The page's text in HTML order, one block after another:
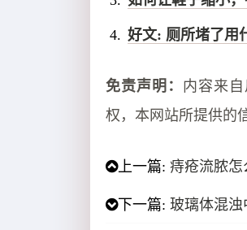
好文: 厕所堵了用
免责声明： 内容来
权，本网站所提供的
上一篇:痔疮流脓怎
下一篇:玻璃体混